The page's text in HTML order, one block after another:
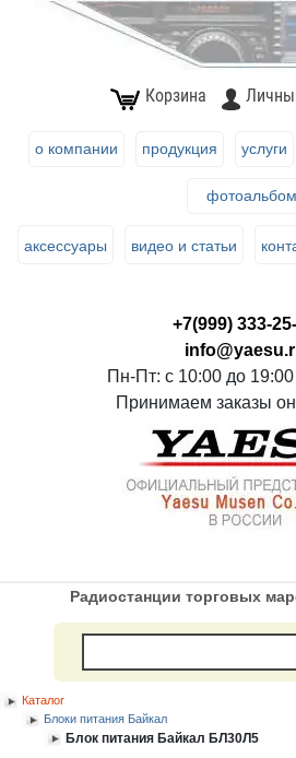
Корзина
о компании продукция услуги
фотоальбом
аксессуары видео и статьи
+7(999) 333-
Пн-Пт: с 10:00 до
Принимаем заказы
Радиостанции торговых
Каталог
Блоки питания Байкал
Блок питания Байкал БЛ30Л5